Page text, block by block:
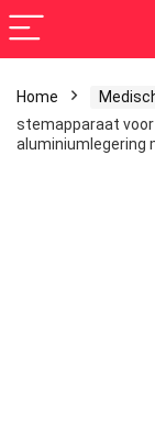
Home
stemapparaat
aluminiumlegering